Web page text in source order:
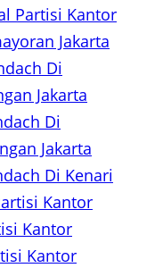
Partisi Kantor
Jakarta
Di
Jakarta
Di
Jakarta
Di Kenari
Kantor
Kantor
Kantor